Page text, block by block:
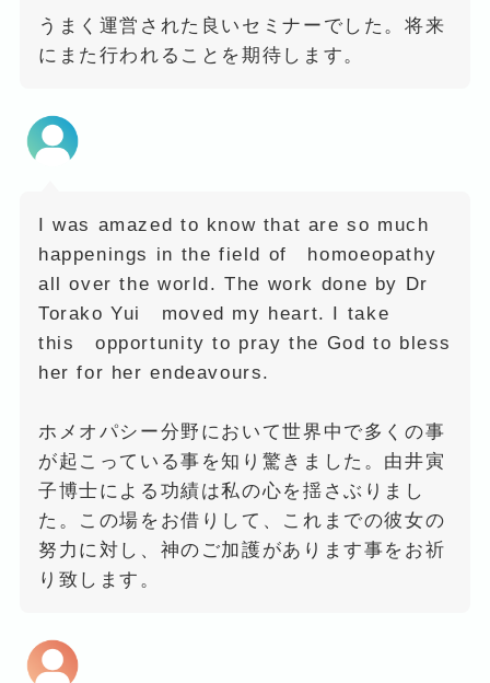
うまく運営された良いセミナーでした。将来
にまた行われることを期待します。
I was amazed to know that are so much
happenings in the field of homoeopathy
all over the world. The work done by Dr
Torako Yui moved my heart. I take
this opportunity to pray the God to bless
her for her endeavours.
ホメオパシー分野において世界中で多くの事
が起こっている事を知り驚きました。由井寅
子博士による功績は私の心を揺さぶりまし
た。この場をお借りして、これまでの彼女の
努力に対し、神のご加護があります事をお祈
り致します。